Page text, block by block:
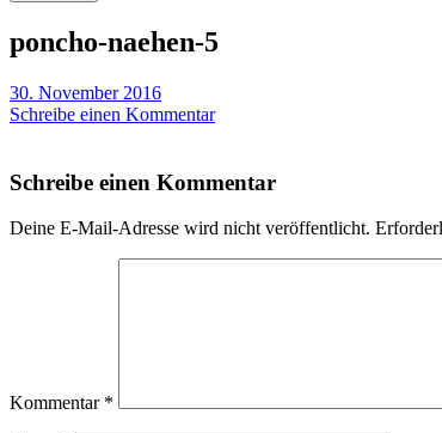
poncho-naehen-5
30. November 2016
Schreibe einen Kommentar
Schreibe einen Kommentar
Deine E-Mail-Adresse wird nicht veröffentlicht.
Kommentar *